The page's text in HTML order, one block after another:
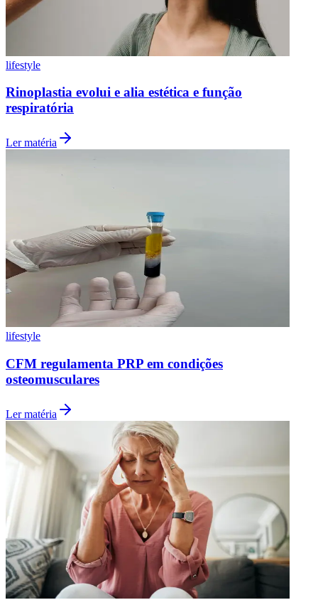
Fluminense
lifestyle
Rinoplastia evolui e alia estética e função
respiratória
Ler matéria
lifestyle
CFM regulamenta PRP em condições
osteomusculares
Ler matéria